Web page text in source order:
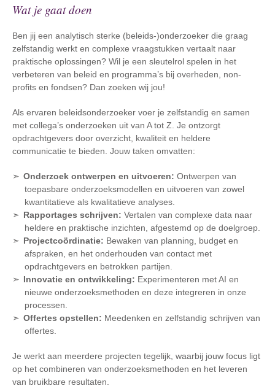
Wat je gaat doen
Ben jij een analytisch sterke (beleids-)onderzoeker die graag
zelfstandig werkt en complexe vraagstukken vertaalt naar
praktische oplossingen? Wil je een sleutelrol spelen in het
verbeteren van beleid en programma’s bij overheden, non-
profits en fondsen? Dan zoeken wij jou!
Als ervaren beleidsonderzoeker voer je zelfstandig en samen
met collega’s onderzoeken uit van A tot Z. Je ontzorgt
opdrachtgevers door overzicht, kwaliteit en heldere
communicatie te bieden. Jouw taken omvatten:
Onderzoek ontwerpen en uitvoeren: Ontwerpen van
toepasbare onderzoeksmodellen en uitvoeren van zowel
kwantitatieve als kwalitatieve analyses.
Rapportages schrijven: Vertalen van complexe data naar
heldere en praktische inzichten, afgestemd op de doelgroep.
Projectcoördinatie: Bewaken van planning, budget en
afspraken, en het onderhouden van contact met
opdrachtgevers en betrokken partijen.
Innovatie en ontwikkeling: Experimenteren met AI en
nieuwe onderzoeksmethoden en deze integreren in onze
processen.
Offertes opstellen: Meedenken en zelfstandig schrijven van
offertes.
Je werkt aan meerdere projecten tegelijk, waarbij jouw focus ligt
op het combineren van onderzoeksmethoden en het leveren
van bruikbare resultaten.